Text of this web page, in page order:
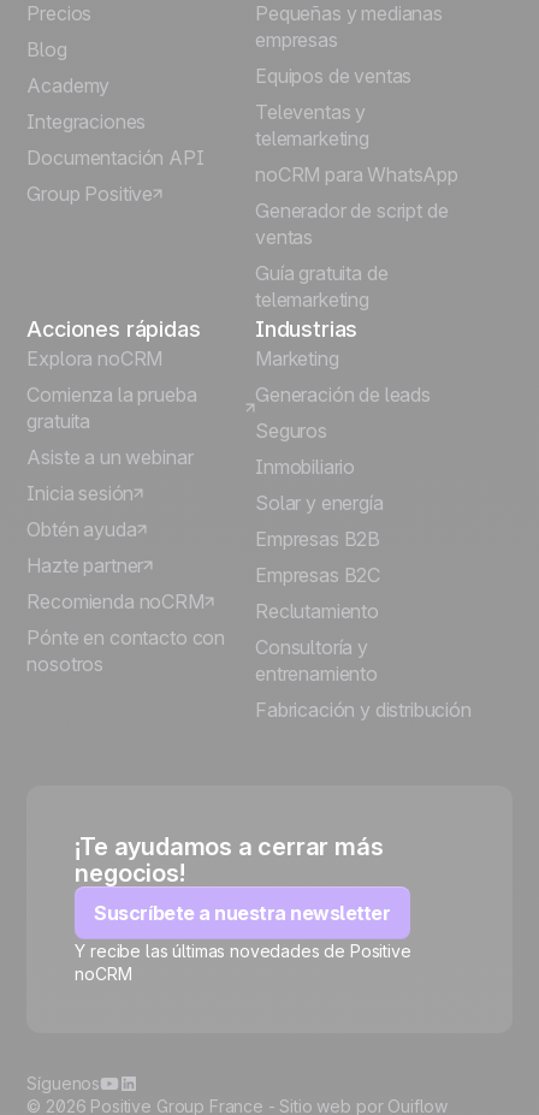
Português
Italiano
Deutsch
Precios
Blog
Academy
Integraciones
Documentación API
Group Positive
Pequeñas y medianas
empresas
Equipos de ventas
Televentas y
telemarketing
noCRM para WhatsApp
Generador de script de
ventas
Guía gratuita de
telemarketing
Acciones rápidas
Explora noCRM
Comienza la prueba
gratuita
Asiste a un webinar
Inicia sesión
Obtén ayuda
Hazte partner
Recomienda noCRM
Pónte en contacto con
nosotros
Industrias
Marketing
Generación de leads
Seguros
Inmobiliario
Solar y energía
Empresas B2B
Empresas B2C
Reclutamiento
Consultoría y
entrenamiento
Fabricación y distribución
¡Te ayudamos a cerrar más
negocios!
Suscríbete a nuestra newsletter
Y recibe las últimas novedades de Positive
noCRM
© 2026 Positive Group France - Sitio web por Ouiflow
Síguenos